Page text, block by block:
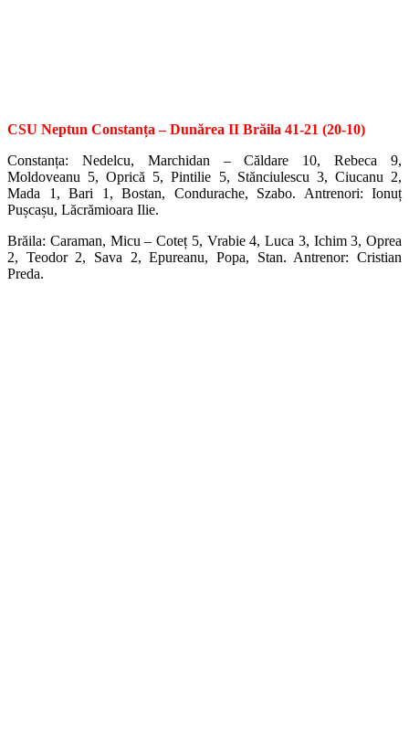
CSU Neptun Constanța – Dunărea II Brăila 41-21 (20-10)
Constanța: Nedelcu, Marchidan – Căldare 10, Rebeca 9,
Moldoveanu 5, Oprică 5, Pintilie 5, Stănciulescu 3, Ciucanu 2,
Mada 1, Bari 1, Bostan, Condurache, Szabo. Antrenori: Ionuț
Pușcașu, Lăcrămioara Ilie.
Brăila: Caraman, Micu – Coteț 5, Vrabie 4, Luca 3, Ichim 3, Oprea
2, Teodor 2, Sava 2, Epureanu, Popa, Stan. Antrenor: Cristian
Preda.